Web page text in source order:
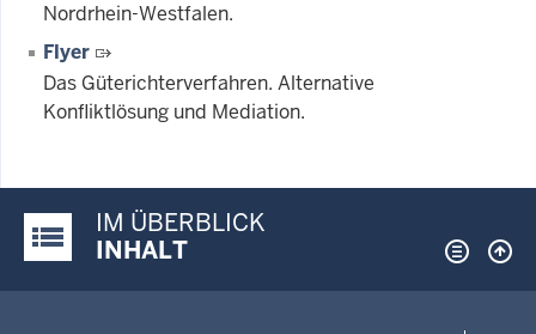
Nordrhein-Westfalen.
Flyer
Das Güterichterverfahren. Alternative
Konfliktlösung und Mediation.
Justiz-Portal im Überblick:
IM ÜBERBLICK
INHALT